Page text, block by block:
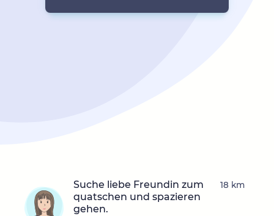
Suche liebe Freundin zum
quatschen und spazieren
gehen.
18 km